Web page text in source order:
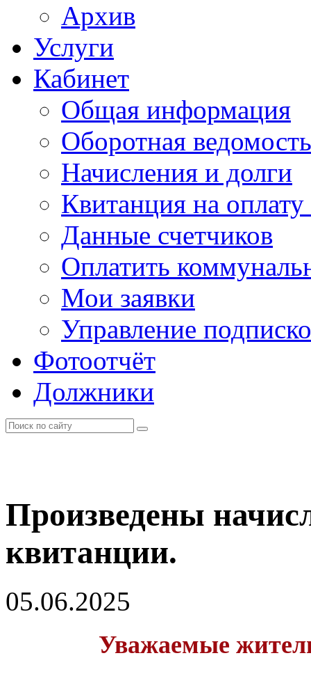
Архив
Услуги
Кабинет
Общая информация
Оборотная ведомость
Начисления и долги
Квитанция на
Данные счетчиков
Оплатить
Мои заявки
Управление
Фотоотчёт
Должники
Произведены
квитанции.
05.06.2025
Уважаемые